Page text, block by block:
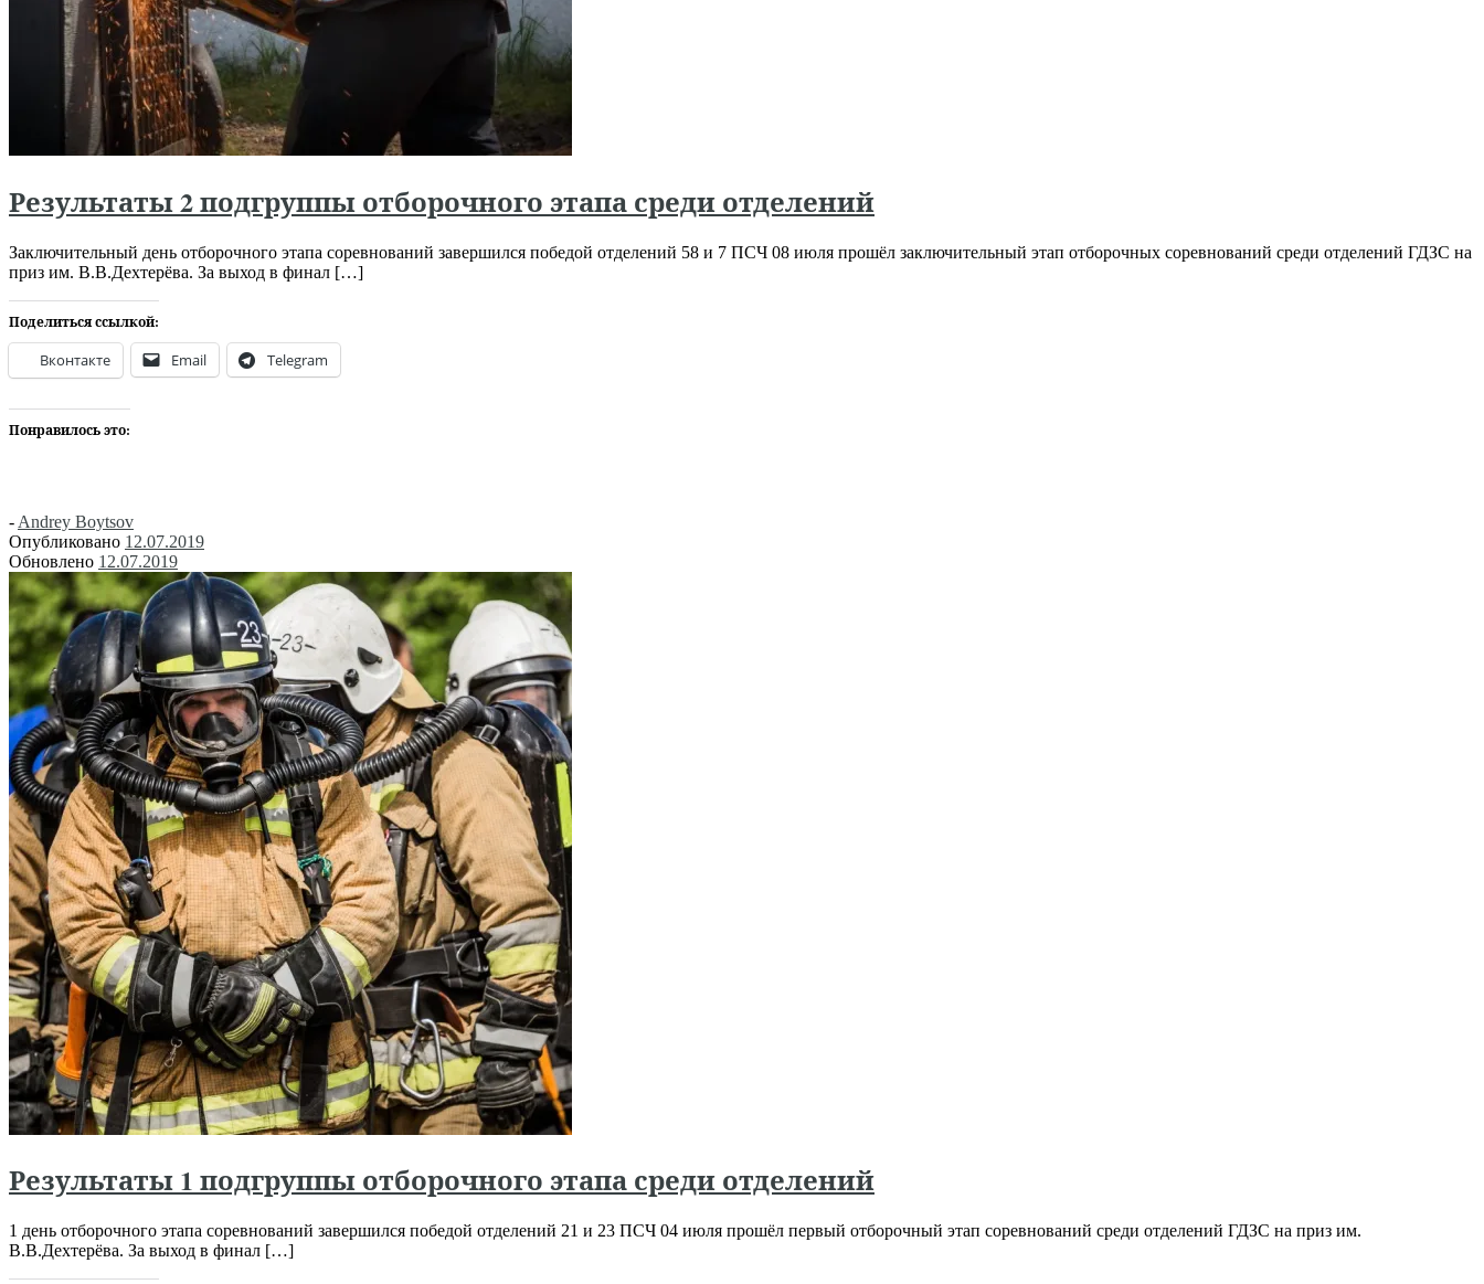
Результаты 2 подгруппы отборочного этапа среди отделений
Заключительный день отборочного этапа соревнований завершился победой отделений 58 и 7 ПСЧ 08 июля прошёл заключительный этап отборочных соревнований среди отделений ГДЗС на
приз им. В.В.Дехтерёва. За выход в финал […]
Поделиться ссылкой:
Вконтакте Email Telegram
Понравилось это:
- Andrey Boytsov
Опубликовано 12.07.2019
Обновлено 12.07.2019
Результаты 1 подгруппы отборочного этапа среди отделений
1 день отборочного этапа соревнований завершился победой отделений 21 и 23 ПСЧ 04 июля прошёл первый отборочный этап соревнований среди отделений ГДЗС на приз им.
В.В.Дехтерёва. За выход в финал […]